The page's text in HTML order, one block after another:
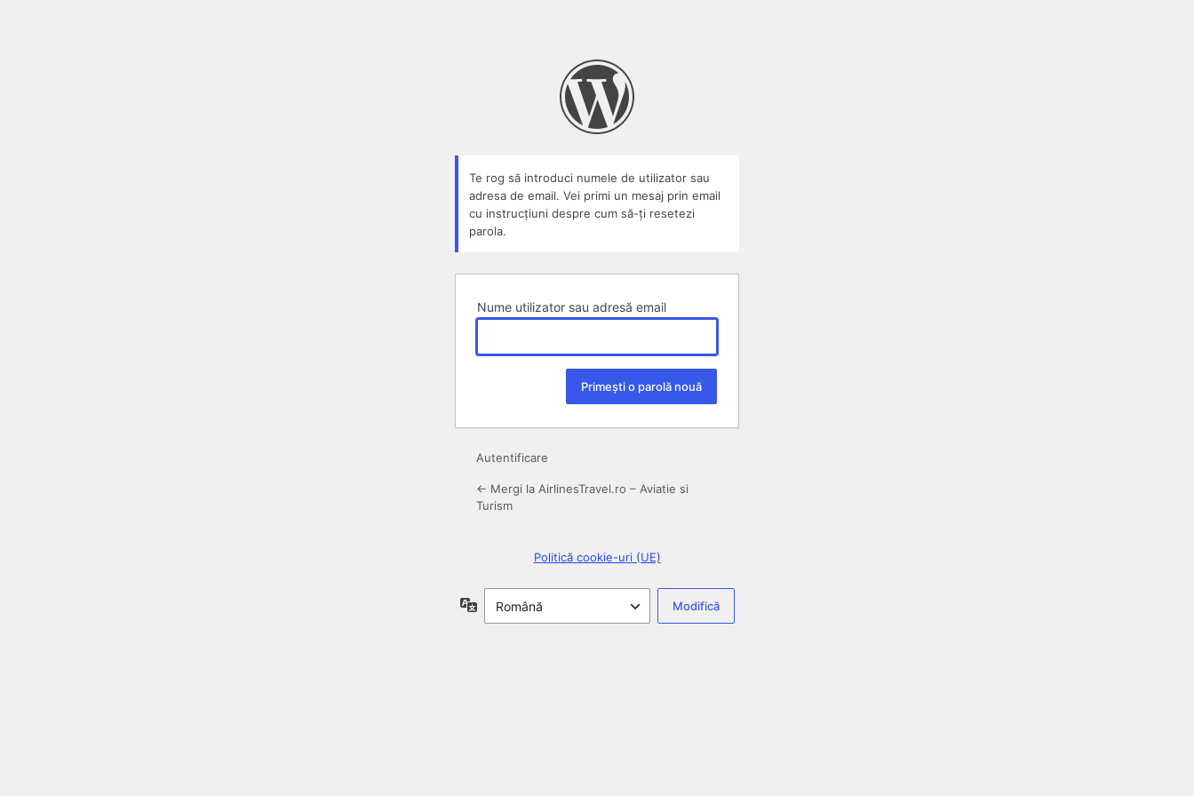
Te rog să introduci numele de utilizator sau
adresa de email. Vei primi un mesaj prin email
cu instrucțiuni despre cum să-ți resetezi
parola.
Nume utilizator sau adresă email
Autentificare
← Mergi la AirlinesTravel.ro – Aviatie si
Turism
Politică cookie-uri (UE)
Limbă